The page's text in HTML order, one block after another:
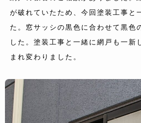
が破れていたため、今回塗装工事と
た。窓サッシの黒色に合わせて黒色
した。塗装工事と一緒に網戸も一新
まれ変わりました。